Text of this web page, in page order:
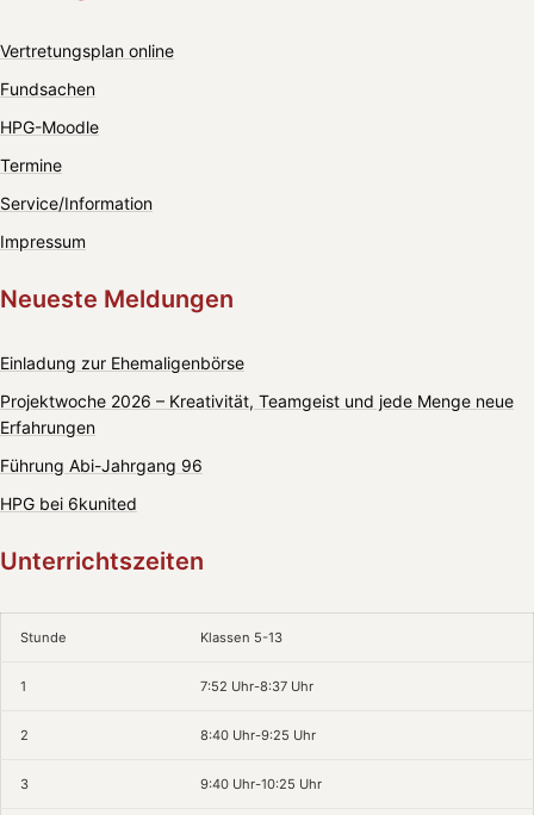
Vertretungsplan online
Fundsachen
HPG-Moodle
Termine
Service/Information
Impressum
Neueste Meldungen
Einladung zur Ehemaligenbörse
Projektwoche 2026 – Kreativität, Teamgeist und jede Menge neue
Erfahrungen
Führung Abi-Jahrgang 96
HPG bei 6kunited
Unterrichtszeiten
Stunde Klassen 5-13
1 7:52 Uhr-8:37 Uhr
2 8:40 Uhr-9:25 Uhr
3 9:40 Uhr-10:25 Uhr